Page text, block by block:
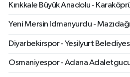
Kırıkkale Büyük Anadolu -
Yeni Mersin Idmanyurdu -
Diyarbekirspor - Yeşilyurt
Osmaniyespor - Adana